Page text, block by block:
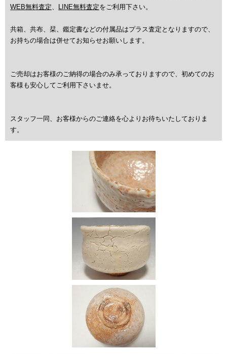
WEB無料査定、 LINE無料査定をご利用下さい。
共箱、共布、栞、鑑定書などの付属品はプラス査定となりますので、
お持ちの場合は併せてお知らせお願いします。
ご売却はお客様のご納得の場合のみ承っておりますので、初めてのお
客様も安心してご利用下さいませ。
スタッフ一同、お客様からのご連絡を心よりお待ちいたしておりま
す。